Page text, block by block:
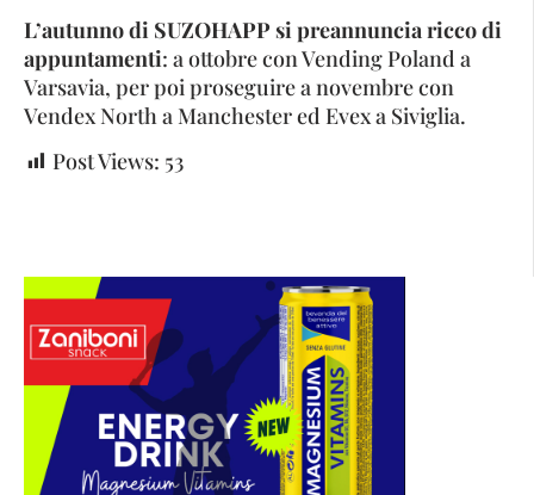
L’autunno di SUZOHAPP si preannuncia ricco di
appuntamenti: a ottobre con Vending Poland a
Varsavia, per poi proseguire a novembre con
Vendex North a Manchester ed Evex a Siviglia.
Post Views: 53